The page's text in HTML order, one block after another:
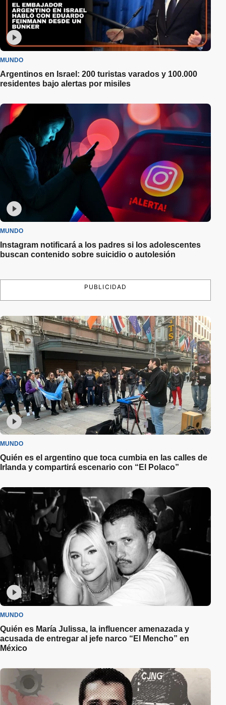
MUNDO
Argentinos en Israel: 200 turistas varados y 100.000
residentes bajo alertas por misiles
MUNDO
Instagram notificará a los padres si los adolescentes
buscan contenido sobre suicidio o autolesión
PUBLICIDAD
MUNDO
Quién es el argentino que toca cumbia en las calles de
Irlanda y compartirá escenario con “El Polaco”
MUNDO
Quién es María Julissa, la influencer amenazada y
acusada de entregar al jefe narco “El Mencho” en
México